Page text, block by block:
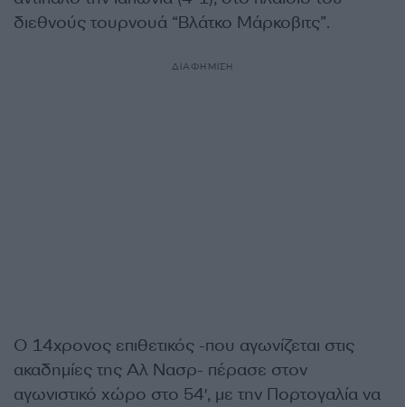
διεθνούς τουρνουά “Βλάτκο Μάρκοβιτς”.
ΔΙΑΦΗΜΙΣΗ
Ο 14χρονος επιθετικός -που αγωνίζεται στις
ακαδημίες της Αλ Νασρ- πέρασε στον
αγωνιστικό χώρο στο 54′, με την Πορτογαλία να